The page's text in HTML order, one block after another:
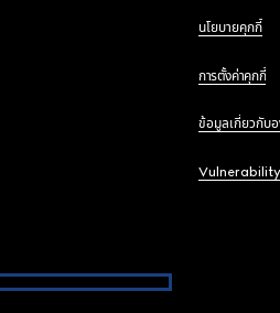
นโยบายคุกกี้
การตั้งค่าคุกกี้
ข้อมูลเกี่ยวกับ